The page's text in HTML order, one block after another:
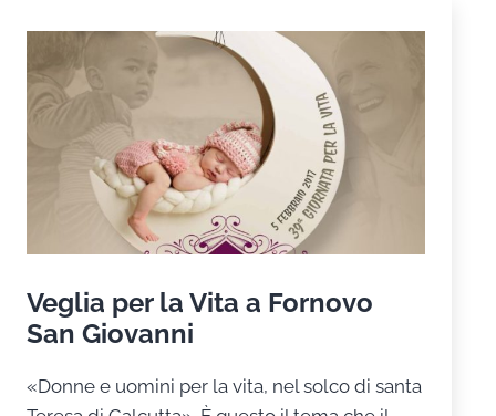
Veglia per la Vita a Fornovo
San Giovanni
«Donne e uomini per la vita, nel solco di santa